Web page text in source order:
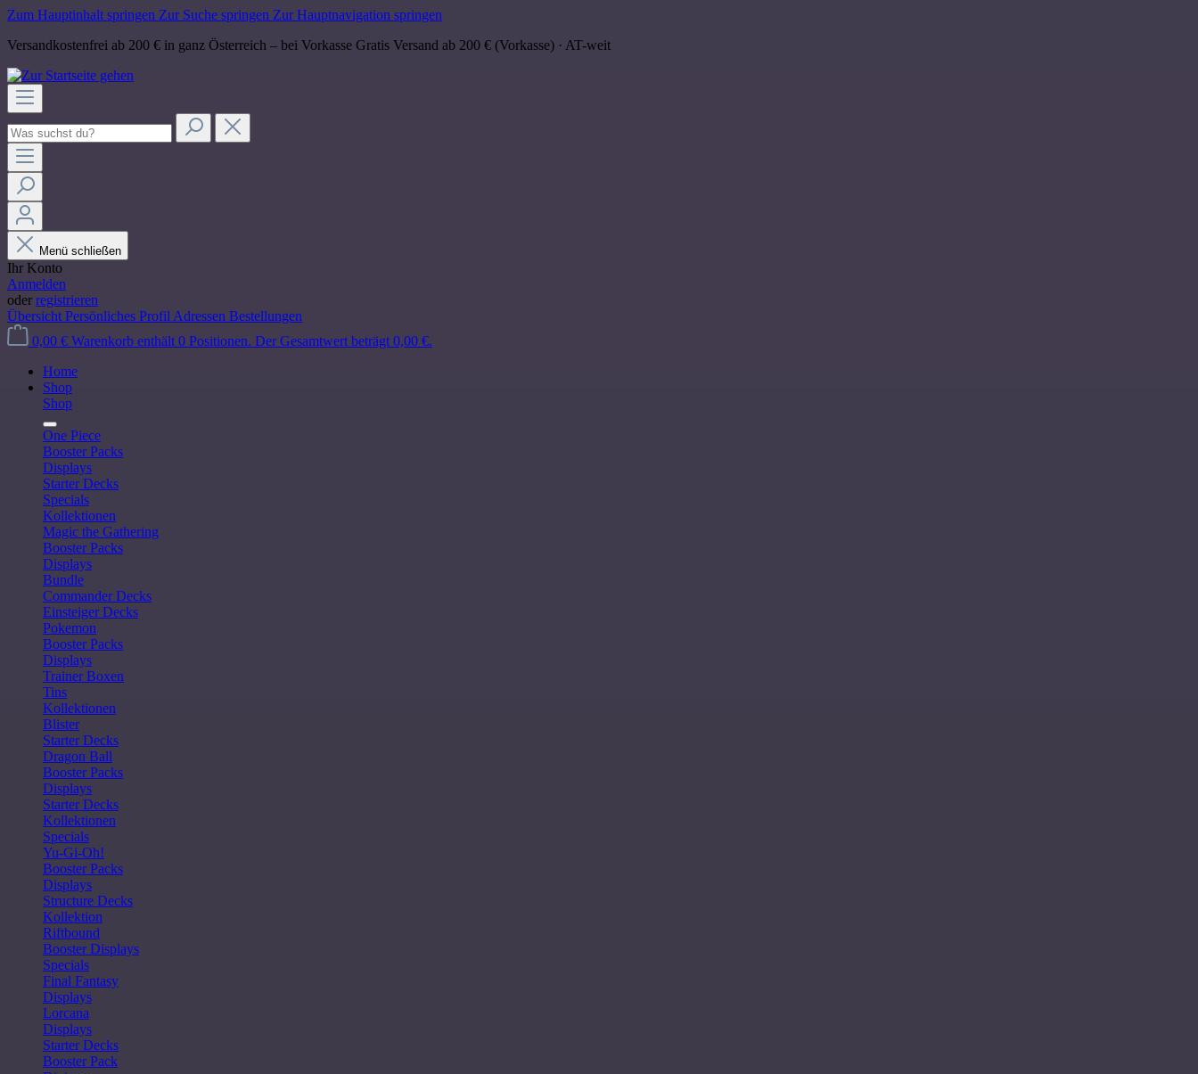
Zum Hauptinhalt springen Zur Suche springen Zur Hauptnavigation springen
Versandkostenfrei ab 200 € in ganz Österreich – bei Vorkasse Gratis Versand ab 200 € (Vorkasse) · AT-weit
Menü schließen
Ihr Konto
Anmelden
oder registrieren
Übersicht Persönliches Profil Adressen Bestellungen
0,00 € Warenkorb enthält 0 Positionen. Der Gesamtwert beträgt 0,00 €.
Home
Shop
Shop
One Piece
Booster Packs
Displays
Starter Decks
Specials
Kollektionen
Magic the Gathering
Booster Packs
Displays
Bundle
Commander Decks
Einsteiger Decks
Pokemon
Booster Packs
Displays
Trainer Boxen
Tins
Kollektionen
Blister
Starter Decks
Dragon Ball
Booster Packs
Displays
Starter Decks
Kollektionen
Specials
Yu-Gi-Oh!
Booster Packs
Displays
Structure Decks
Kollektion
Riftbound
Booster Displays
Specials
Final Fantasy
Displays
Lorcana
Displays
Starter Decks
Booster Pack